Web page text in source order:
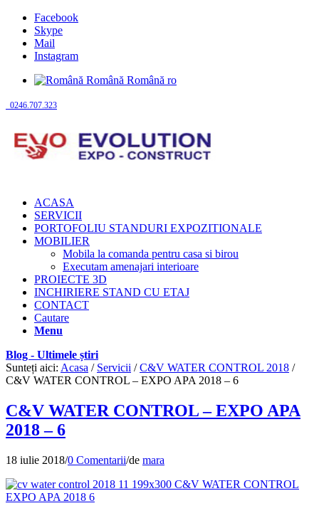
Facebook
Skype
Mail
Instagram
Română Română ro
0246.707.323
ACASA
SERVICII
PORTOFOLIU STANDURI EXPOZITIONALE
MOBILIER
Mobila la comanda pentru casa si birou
Executam amenajari interioare
PROIECTE 3D
INCHIRIERE STAND CU ETAJ
CONTACT
Cautare
Menu
Blog - Ultimele știri
Sunteți aici: Acasa / Servicii / C&V WATER CONTROL 2018 /
C&V WATER CONTROL – EXPO APA 2018 – 6
C&V WATER CONTROL – EXPO APA
2018 – 6
18 iulie 2018/0 Comentarii/de mara